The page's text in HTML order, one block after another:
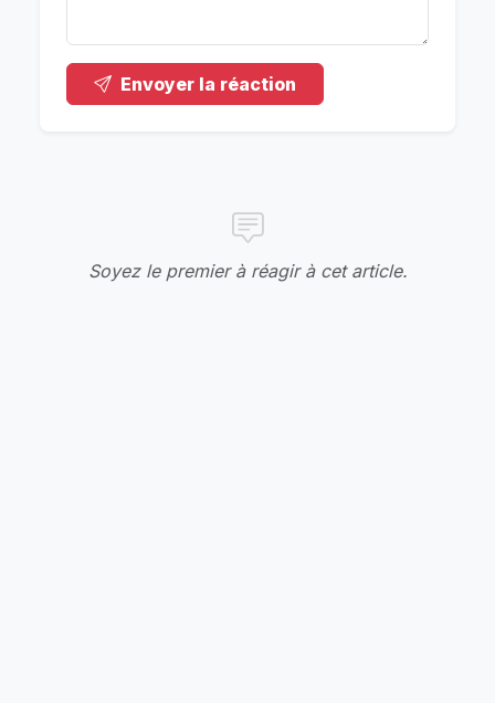
Envoyer la réaction
Soyez le premier à réagir à cet article.